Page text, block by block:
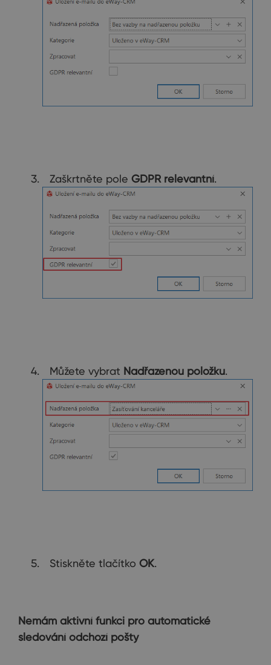
Zaškrtněte pole GDPR relevantní.
Můžete vybrat Nadřazenou položku.
Stiskněte tlačítko OK.
Nemám aktivní funkci pro automatické
sledování odchozí pošty